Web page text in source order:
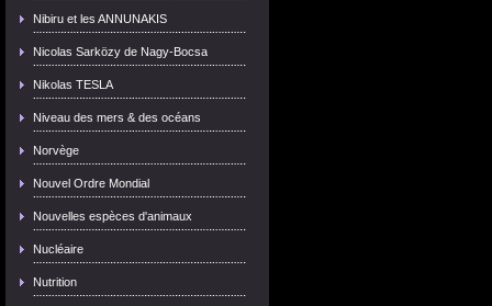
Nibiru et les ANNUNAKIS
Nicolas Sarközy de Nagy-Bocsa
Nikolas TESLA
Niveau des mers & des océans
Norvège
Nouvel Ordre Mondial
Nouvelles espèces d'animaux
Nucléaire
Nutrition